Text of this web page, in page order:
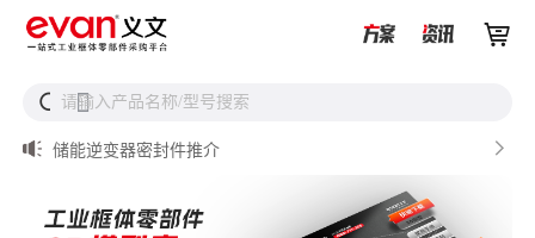

 
请输入产品名称/型号搜索
从液冷接头到松不脱螺钉，义文一站式服务器液冷零部件
解决方案
储能逆变器密封件推介 
UQD vs UQDB怎么选？数据中心液冷接头选型（含OCP标